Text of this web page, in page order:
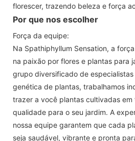
florescer, trazendo beleza e força
Por que nos escolher
Força da equipe:
Na Spathiphyllum Sensation, a
na paixão por flores e plantas para
grupo diversificado de
genética de plantas, trabalhamos
trazer a você plantas cultivadas em
qualidade para o seu jardim. A
nossa equipe garantem que cada
seja saudável, vibrante e pronta